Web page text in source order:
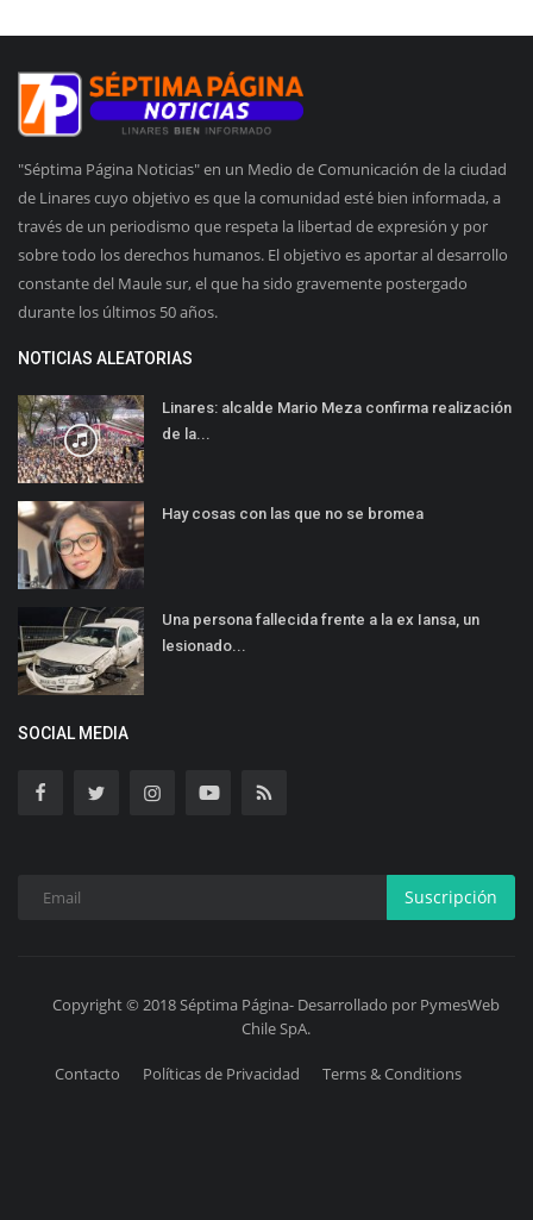
"Séptima Página Noticias" en un Medio de Comunicación de la ciudad
de Linares cuyo objetivo es que la comunidad esté bien informada, a
través de un periodismo que respeta la libertad de expresión y por
sobre todo los derechos humanos. El objetivo es aportar al desarrollo
constante del Maule sur, el que ha sido gravemente postergado
durante los últimos 50 años.
NOTICIAS ALEATORIAS
Linares: alcalde Mario Meza confirma realización
de la...
Hay cosas con las que no se bromea
Una persona fallecida frente a la ex Iansa, un
lesionado...
SOCIAL MEDIA
Suscripción
Copyright © 2018 Séptima Página- Desarrollado por PymesWeb
Chile SpA.
Contacto Políticas de Privacidad Terms & Conditions